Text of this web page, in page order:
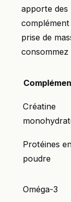
apporte des
prise de
consommez
Créatine
Protéines
poudre
Oméga-3